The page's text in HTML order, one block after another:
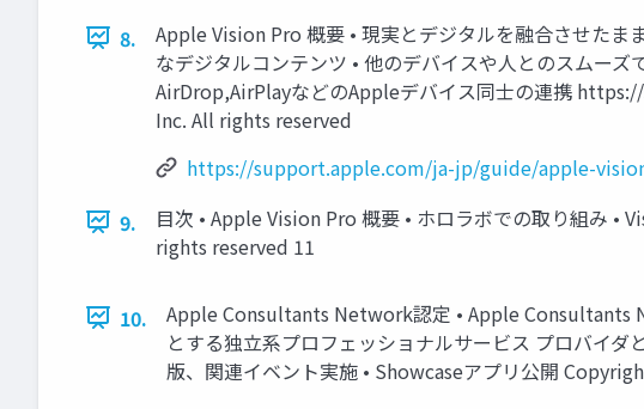
8.
Apple Vision Pro 概要 • 現実とデジタルを融合させたま
なデジタルコンテンツ • 他のデバイスや人とのスムー
AirDrop,AirPlayなどのAppleデバイス同士の連携
Inc. All rights reserved
https://support.apple.com/ja-jp/guide/apple-
9.
目次 • Apple Vision Pro 概要 • ホロラボでの取り組み
rights reserved 11
10.
Apple Consultants Network認定 • Apple Consultants
とする独⽴系プロフェッショナルサービス プロバイ
版、関連イベント実施 • Showcaseアプリ公開